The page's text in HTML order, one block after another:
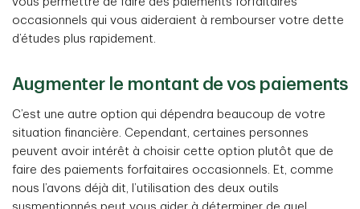
occasionnels qui vous aideraient à rembourser votre dette
d’études plus rapidement.
Augmenter le montant de vos paiements
C’est une autre option qui dépendra beaucoup de votre
situation financière. Cependant, certaines personnes
peuvent avoir intérêt à choisir cette option plutôt que de
faire des paiements forfaitaires occasionnels. Et, comme
nous l’avons déjà dit, l’utilisation des deux outils